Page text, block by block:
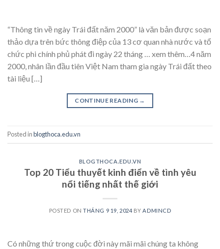
“Thông tin về ngày Trái đất năm 2000” là văn bản được soạn
thảo dựa trên bức thông điệp của 13 cơ quan nhà nước và tổ
chức phi chính phủ phát đi ngày 22 tháng … xem thêm…4 năm
2000, nhân lần đầu tiên Việt Nam tham gia ngày Trái đất theo
tài liệu […]
CONTINUE READING →
Posted inblogthoca.edu.vn
BLOGTHOCA.EDU.VN
Top 20 Tiểu thuyết kinh điển về tình yêu
nổi tiếng nhất thế giới
POSTED ONTHÁNG 9 19, 2024 BYADMINCD
Có những thứ trong cuộc đời này mãi mãi chúng ta không